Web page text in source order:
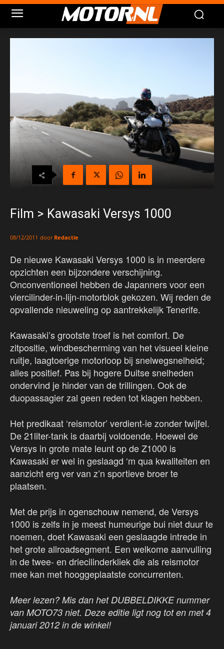
Film > Kawasaki Versys 1000
08/12/2011 door Redactie
De nieuwe Kawasaki Versys 1000 is in meerdere
opzichten een bijzondere verschijning.
Onconventioneel hebben de Japanners voor een
viercilinder-in-lijn-motorblok gekozen. Wij reden de
opvallende nieuweling op aantrekkelijk Tenerife.
Kawasaki’s grootste troef is het comfort. De
zitpositie, windbescherming van het visueel kleine
ruitje, laagtoerige motorloop bij snelwegsnelheid;
alles positief. Pas bij hogere Duitse snelheden
ondervind je hinder van de trillingen. Ook de
duopassagier zal geen reden tot klagen hebben.
Het predikaat ‘reismotor’ verdient-ie zonder twijfel.
De 21liter-tank is daarbij voldoende. Hoewel de
Versys in grote mate leunt op de Z1000 is
Kawasaki er wel in geslaagd ‘m qua kwaliteiten en
aanzicht erg ver van z’n sportieve broer te
plaatsen.
Met de prijs in ogenschouw nemend, de Versys
1000 is zelfs in je meest humeurige bui niet duur te
noemen, doet Kawasaki een geslaagde intrede in
het grote allroadsegment. Een welkome aanvulling
in de twee- en driecilinderkliek die als reismotor
mee kan met hooggeplaatste concurrenten.
Meer lezen? Mis dan het DUBBELDIKKE nummer
van MOTO73 niet. Deze editie ligt nog tot en met 4
januari 2012 in de winkel!